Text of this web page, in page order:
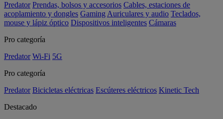
Predator Prendas, bolsos y accesorios Cables, estaciones de
acoplamiento y dongles Gaming Auriculares y audio Teclados,
mouse y lápiz óptico Dispositivos inteligentes Cámaras
Pro categoría
Predator Wi-Fi 5G
Pro categoría
Predator Bicicletas eléctricas Escúteres eléctricos Kinetic Tech
Destacado